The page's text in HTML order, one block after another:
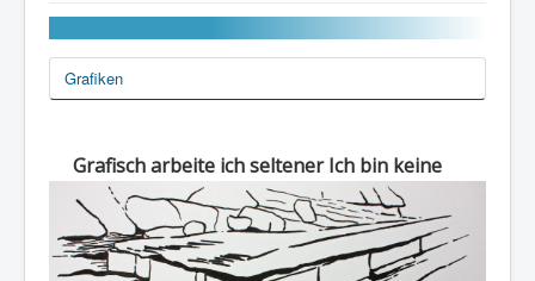
Start
Acrylmalerei
Aquarellmalerei
Ölmalerei
Tempera
Weitere Links
Grafiken
Grafisch arbeite ich seltener Ich bin keine